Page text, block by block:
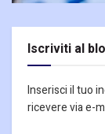
Iscriviti al
Inserisci il tuo
ricevere via e-